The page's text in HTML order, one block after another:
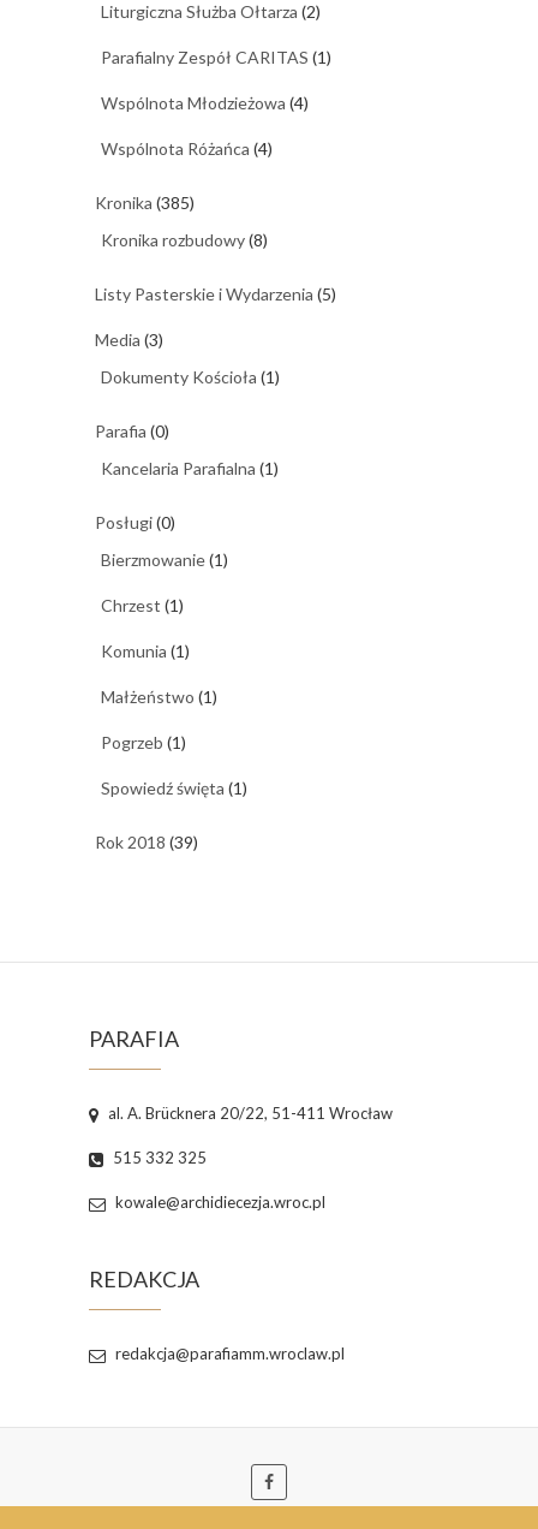
Liturgiczna Służba Ołtarza (2)
Parafialny Zespół CARITAS (1)
Wspólnota Młodzieżowa (4)
Wspólnota Różańca (4)
Kronika (385)
Kronika rozbudowy(8)
Listy Pasterskie i Wydarzenia (5)
Media (3)
Dokumenty Kościoła (1)
Parafia (0)
Kancelaria Parafialna (1)
Posługi(0)
Bierzmowanie(1)
Chrzest (1)
Komunia (1)
Małżeństwo (1)
Pogrzeb (1)
Spowiedź święta (1)
Rok 2018 (39)
PARAFIA
al. A. Brücknera 20/22, 51-411 Wrocław
515 332 325
kowale@archidiecezja.wroc.pl
REDAKCJA
redakcja@parafiamm.wroclaw.pl